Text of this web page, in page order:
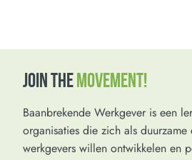
JOIN THEMOVEMENT!
Baanbrekende Werkgever is een
organisaties die zich als duurzame
werkgevers willen ontwikkelen en